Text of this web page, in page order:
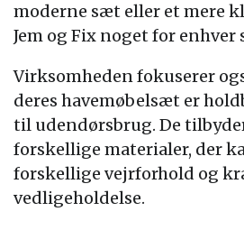
moderne sæt eller et mere
Jem og Fix noget for enhver
Virksomheden fokuserer
deres havemøbelsæt er
til udendørsbrug. De
forskellige materialer, der
forskellige vejrforhold og
vedligeholdelse.